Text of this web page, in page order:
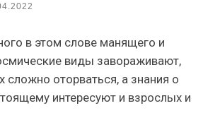
в этом слове манящего и
виды завораживают,
сложно оторваться, а знания о
интересуют и взрослых и